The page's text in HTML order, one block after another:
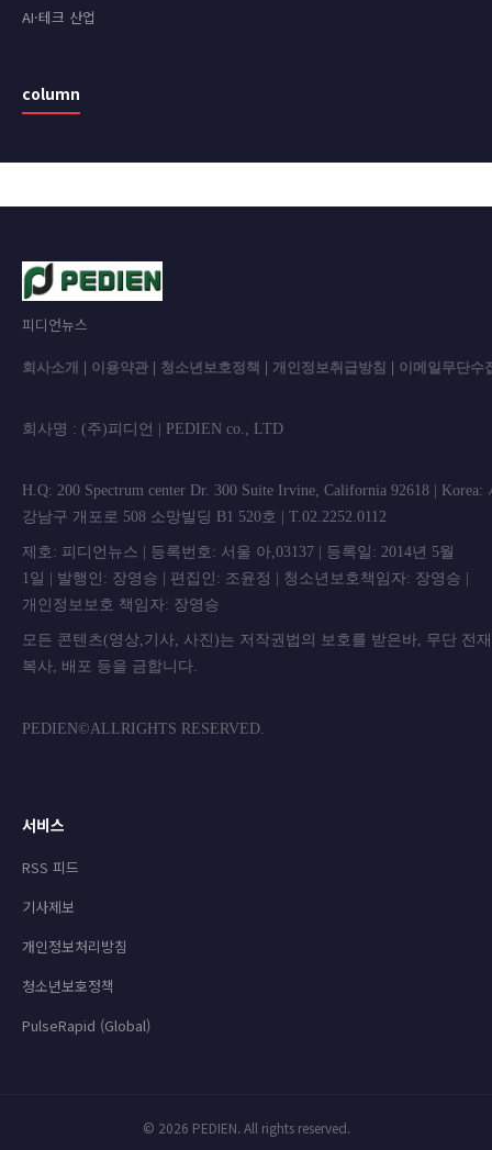
AI·테크 산업
column
피디언뉴스
회사소개 | 이용약관 | 청소년보호정책 | 개인정보취급방침 | 이메일무단수
회사명 : (주)피디언 | PEDIEN co.,
H.Q: 200 Spectrum center Dr. 300 Suite Irvine, California 92618 | Korea:
강남구 개포로 508 소망빌딩 B1 520호 | T.02.2252.0112
제호: 피디언뉴스 | 등록번호: 서울 아,03137 | 등록일: 2014년 5월
1일 | 발행인: 장영승 | 편집인: 조윤정 | 청소년보호책임자: 장영승 |
개인정보보호 책임자: 장영승
모든 콘텐츠(영상,기사, 사진)는 저작권법의 보호를 받은바, 무단 전
복사, 배포 등을 금합니
PEDIEN©ALLRIGHTS RESERVED.
서비스
RSS 피드
기사제보
개인정보처리방침
청소년보호정책
PulseRapid (Global)
© 2026 PEDIEN. All rights reserved.